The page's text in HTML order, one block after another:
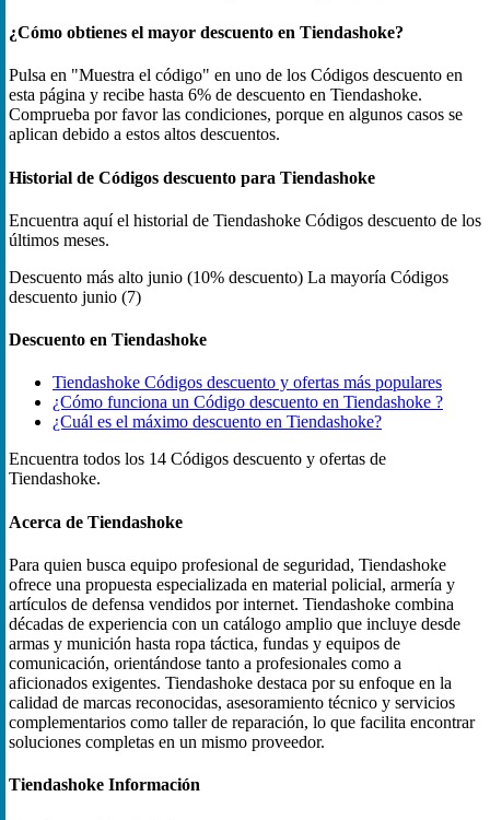
¿Cómo obtienes el mayor descuento en Tiendashoke?
Pulsa en "Muestra el código" en uno de los Códigos descuento en
esta página y recibe hasta 6% de descuento en Tiendashoke.
Comprueba por favor las condiciones, porque en algunos casos se
aplican debido a estos altos descuentos.
Historial de Códigos descuento para Tiendashoke
Encuentra aquí el historial de Tiendashoke Códigos descuento de los
últimos meses.
Descuento más alto junio (10% descuento) La mayoría Códigos
descuento junio (7)
Descuento en Tiendashoke
Tiendashoke Códigos descuento y ofertas más populares
¿Cómo funciona un Código descuento en Tiendashoke ?
¿Cuál es el máximo descuento en Tiendashoke?
Encuentra todos los 14 Códigos descuento y ofertas de
Tiendashoke.
Acerca de Tiendashoke
Para quien busca equipo profesional de seguridad, Tiendashoke
ofrece una propuesta especializada en material policial, armería y
artículos de defensa vendidos por internet. Tiendashoke combina
décadas de experiencia con un catálogo amplio que incluye desde
armas y munición hasta ropa táctica, fundas y equipos de
comunicación, orientándose tanto a profesionales como a
aficionados exigentes. Tiendashoke destaca por su enfoque en la
calidad de marcas reconocidas, asesoramiento técnico y servicios
complementarios como taller de reparación, lo que facilita encontrar
soluciones completas en un mismo proveedor.
Tiendashoke Información